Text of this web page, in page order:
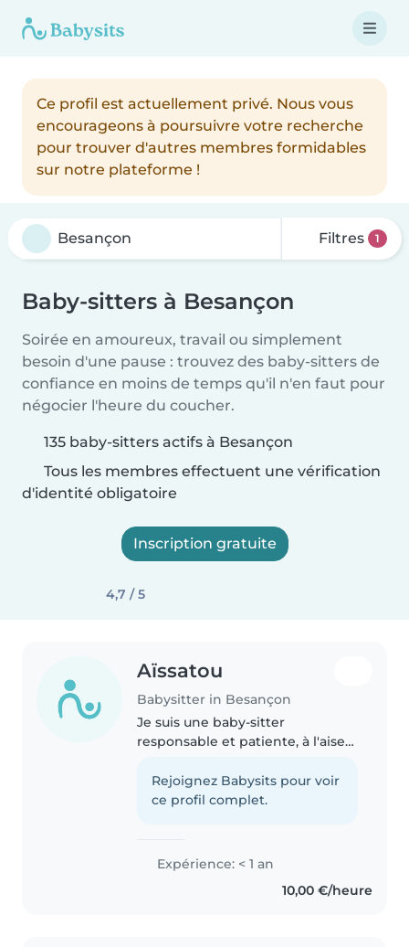
Ce profil est actuellement privé. Nous vous
encourageons à poursuivre votre recherche
pour trouver d'autres membres formidables
sur notre plateforme !
Filtres 1
Baby-sitters à Besançon
Soirée en amoureux, travail ou simplement
besoin d'une pause : trouvez des baby-sitters de
confiance en moins de temps qu'il n'en faut pour
négocier l'heure du coucher.
135 baby-sitters actifs à Besançon
Tous les membres effectuent une vérification
d'identité obligatoire
Inscription gratuite
4,7 / 5
Aïssatou
Babysitter in Besançon
Je suis une baby-sitter
responsable et patiente, à l'aise
préscolaires et les écoliers.
Bilingue (français, anglais,
Rejoignez Babysits pour voir
ce profil complet.
Expérience: < 1 an
10,00 €/heure